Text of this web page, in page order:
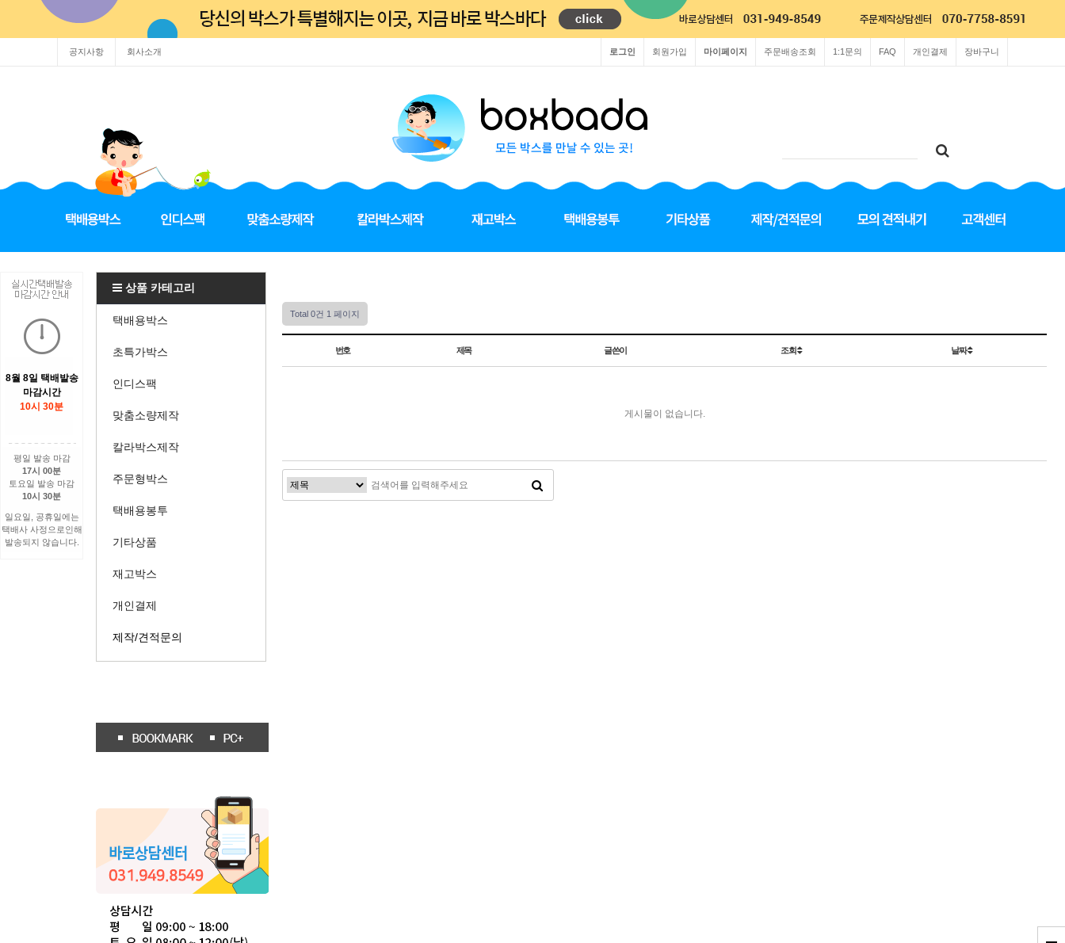
공지사항 회사소개 장바구니
개인결제
FAQ
1:1문의
주문배송조회
마이페이지
회원가입
로그인
8월 8일 택배발송
마감시간
10시 30분
평일 발송 마감
17시 00분
토요일 발송 마감
10시 30분
일요일, 공휴일에는
택배사 사정으로인해
발송되지 않습니다.
상품 카테고리
택배용박스
초특가박스
인디스팩
맞춤소량제작
칼라박스제작
주문형박스
택배용봉투
기타상품
재고박스
개인결제
제작/견적문의
Total 0건 1 페이지
번호 제목 글쓴이 조회 날짜
게시물이 없습니다.